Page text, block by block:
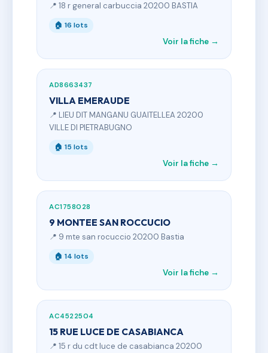
📍 18 r general carbuccia 20200 BASTIA
🏠 16 lots
Voir la fiche →
AD8663437
VILLA EMERAUDE
📍 LIEU DIT MANGANU GUAITELLEA 20200
VILLE DI PIETRABUGNO
🏠 15 lots
Voir la fiche →
AC1758028
9 MONTEE SAN ROCCUCIO
📍 9 mte san rocuccio 20200 Bastia
🏠 14 lots
Voir la fiche →
AC4522504
15 RUE LUCE DE CASABIANCA
📍 15 r du cdt luce de casabianca 20200